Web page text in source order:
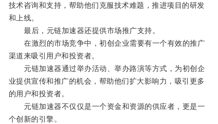
技术咨询和支持，帮助他们克服技术难题，推进项目的研发
和上线。
最后，元链加速器还提供市场推广支持。
在激烈的市场竞争中，初创企业需要有一个有效的推广
渠道来吸引用户和投资者。
元链加速器通过举办活动、举办路演等方式，为初创企
业提供宣传和推广的机会，帮助他们扩大影响力，吸引更多
的用户和投资者。
元链加速器不仅仅是一个资金和资源的供应者，更是一
个创新的引擎。